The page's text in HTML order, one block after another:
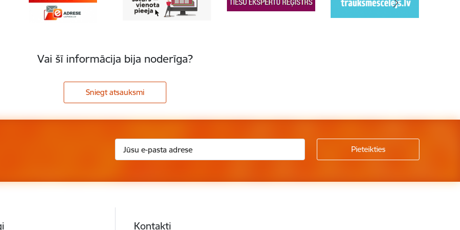
Vai šī informācija bija noderīga?
Sniegt atsauksmi
Kontakti